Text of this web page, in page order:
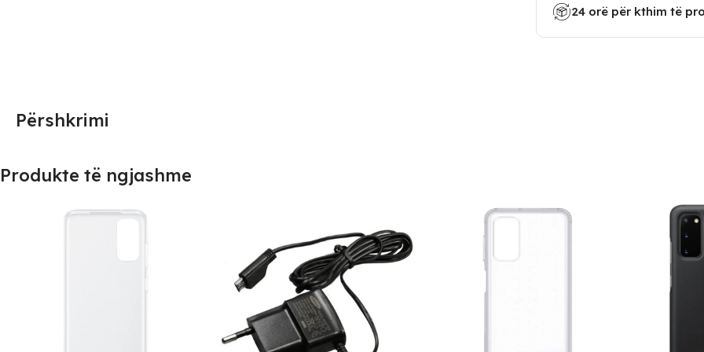
24 orë për kthim të
Përshkrimi
Produkte të ngjashme